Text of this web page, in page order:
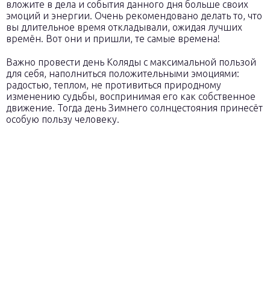
вложите в дела и события данного дня больше своих
эмоций и энергии. Очень рекомендовано делать то, что
вы длительное время откладывали, ожидая лучших
времён. Вот они и пришли, те самые времена!
Важно провести день Коляды с максимальной пользой
для себя, наполниться положительными эмоциями:
радостью, теплом, не противиться природному
изменению судьбы, воспринимая его как собственное
движение. Тогда день Зимнего солнцестояния принесёт
особую пользу человеку.